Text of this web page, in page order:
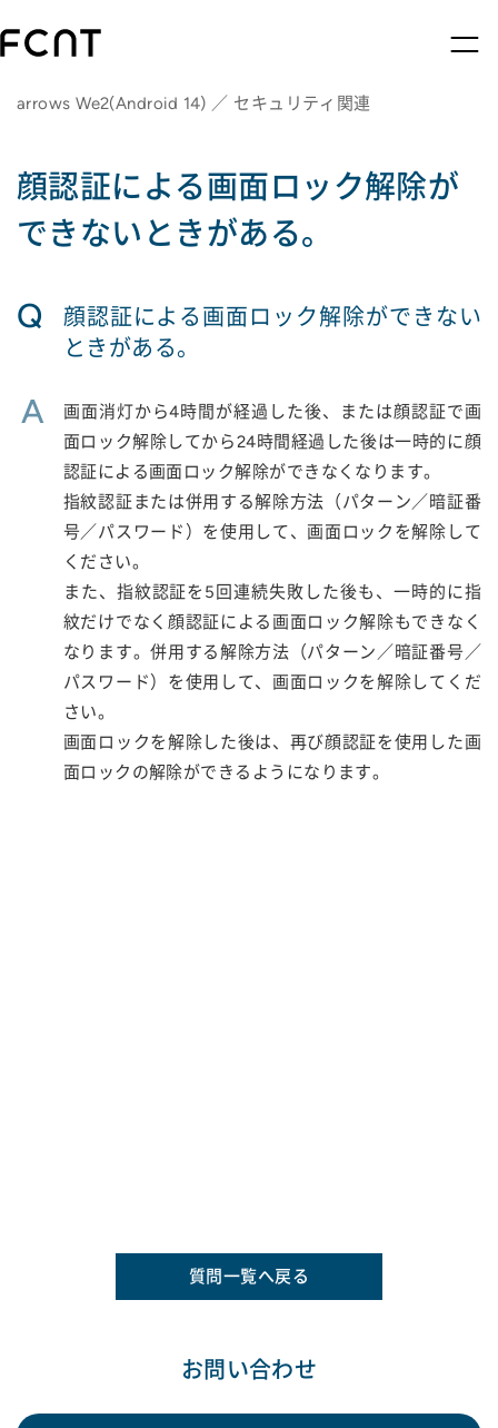
arrows We2(Android 14) ／ セキュリティ関連
顔認証による画面ロック解除が
できないときがある。
Q
顔認証による画面ロック解除ができない
ときがある。
A
画面消灯から4時間が経過した後、または顔認証で画
面ロック解除してから24時間経過した後は一時的に顔
認証による画面ロック解除ができなくなります。
指紋認証または併用する解除方法（パターン／暗証番
号／パスワード）を使用して、画面ロックを解除して
ください。
また、指紋認証を5回連続失敗した後も、一時的に指
紋だけでなく顔認証による画面ロック解除もできなく
なります。併用する解除方法（パターン／暗証番号／
パスワード）を使用して、画面ロックを解除してくだ
さい。
画面ロックを解除した後は、再び顔認証を使用した画
面ロックの解除ができるようになります。
質問一覧へ戻る
お問い合わせ